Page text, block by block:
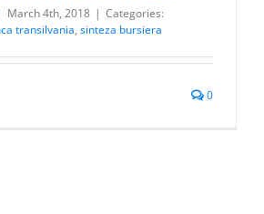
March 4th, 2018 | Categories:
transilvania, sinteza bursiera
0